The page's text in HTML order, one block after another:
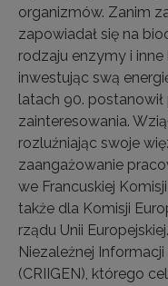
organizmów. Zanim
zapowiadał się na
rodzaju enzymy i inne
inwestując swą
latach 90.
zainteresowania.
rozluźniając swoje
zaangażowanie
we Francuskiej
także dla Komisji
rządu Unii
Niezależnej
(CRIIGEN), którego